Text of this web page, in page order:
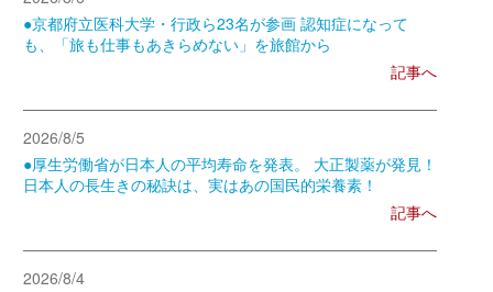
●京都府立医科大学・行政ら23名が参画 認知症になって
も、「旅も仕事もあきらめない」を旅館から
記事へ
2026/8/5
●厚生労働省が日本人の平均寿命を発表。 大正製薬が発見！
日本人の長生きの秘訣は、実はあの国民的栄養素！
記事へ
2026/8/4